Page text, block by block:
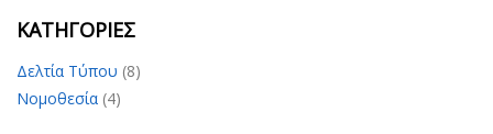
KΑΤΗΓΟΡΊΕΣ
Δελτία Τύπου (8)
Νομοθεσία (4)